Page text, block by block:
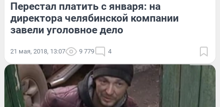
Перестал платить с января: на
директора челябинской компании
завели уголовное дело
21 мая, 2018, 13:07 9 779 4